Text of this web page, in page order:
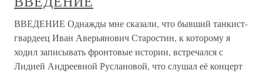
ВВЕДЕНИЕ Однажды мне сказали, что бывший танкист-
гвардеец Иван Аверьянович Старостин, к которому я
ходил записывать фронтовые истории, встречался с
Лидией Андреевной Руслановой, что слушал её концерт